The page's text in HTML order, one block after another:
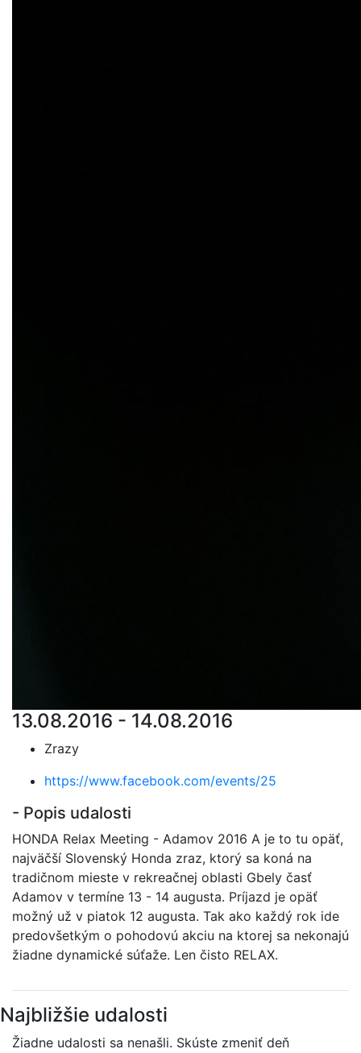
13.08.2016 - 14.08.2016
Zrazy
https://www.facebook.com/events/25
- Popis udalosti
HONDA Relax Meeting - Adamov 2016 A je to tu opäť,
najväčší Slovenský Honda zraz, ktorý sa koná na
tradičnom mieste v rekreačnej oblasti Gbely časť
Adamov v termíne 13 - 14 augusta. Príjazd je opäť
možný už v piatok 12 augusta. Tak ako každý rok ide
predovšetkým o pohodovú akciu na ktorej sa nekonajú
žiadne dynamické súťaže. Len čisto RELAX.
Najbližšie udalosti
Žiadne udalosti sa nenašli. Skúste zmeniť deň